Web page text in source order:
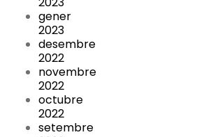
gener
2023
desembre
2022
novembre
2022
octubre
2022
setembre